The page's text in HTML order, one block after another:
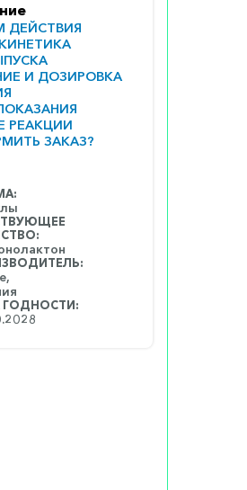
ДЕЙСТВИЯ
И ДОЗИРОВКА
РЕАКЦИИ
ЗАКАЗ?
ГОДНОСТИ: